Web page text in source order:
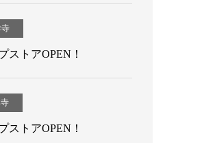
ストアOPEN！
ストアOPEN！